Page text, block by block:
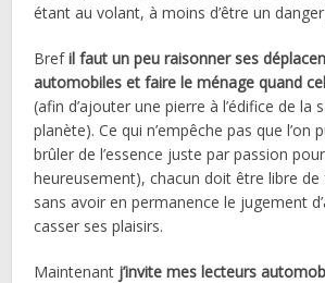
étant au volant, à moins d’être un
Brefil faut un peu raisonner ses
automobiles et faire le ménage quand
(afin d’ajouter une pierre à l’édifice de la
planète). Ce qui n’empêche pas que l’on
brûler de l’essence juste par passion
heureusement), chacun doit être libre de
sans avoir en permanence le jugement
casser ses plaisirs.
Maintenant j’invite mes lecteurs